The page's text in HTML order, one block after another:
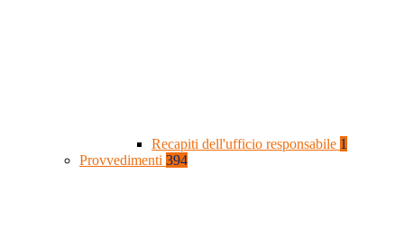
Recapiti dell'ufficio responsabile 1
Provvedimenti 394